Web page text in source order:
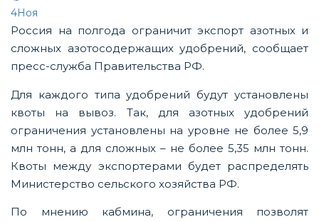
4Ноя
Россия на полгода ограничит экспорт азотных и
сложных азотосодержащих удобрений, сообщает
пресс-служба Правительства РФ.
Для каждого типа удобрений будут установлены
квоты на вывоз. Так, для азотных удобрений
ограничения установлены на уровне не более 5,9
млн тонн, а для сложных – не более 5,35 млн тонн.
Квоты между экспортерами будет распределять
Министерство сельского хозяйства РФ.
По мнению кабмина, ограничения позволят